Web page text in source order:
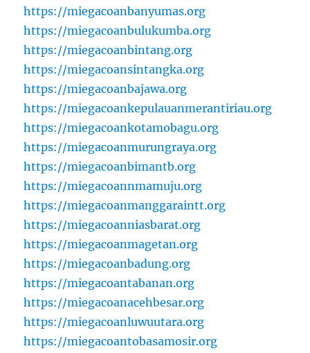
https://miegacoanbanyumas.org
https://miegacoanbulukumba.org
https://miegacoanbintang.org
https://miegacoansintangka.org
https://miegacoanbajawa.org
https://miegacoankepulauanmerantiriau.org
https://miegacoankotamobagu.org
https://miegacoanmurungraya.org
https://miegacoanbimantb.org
https://miegacoannmamuju.org
https://miegacoanmanggaraintt.org
https://miegacoanniasbarat.org
https://miegacoanmagetan.org
https://miegacoanbadung.org
https://miegacoantabanan.org
https://miegacoanacehbesar.org
https://miegacoanluwuutara.org
https://miegacoantobasamosir.org